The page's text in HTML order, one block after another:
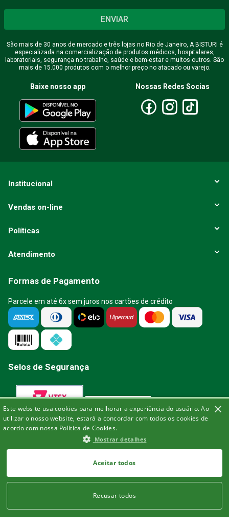
ENVIAR
São mais de 30 anos de mercado e três lojas no Rio de Janeiro, A BISTURI é
especializada na comercialização de produtos médicos, hospitalares,
laboratoriais, segurança no trabalho, saúde e bem-estar e muitos outros. São
mais de 15.000 produtos com o melhor preço no atacado ou varejo.
Baixe nosso app Nossas Redes Socias
Institucional
Vendas on-line
Políticas
Atendimento
Formas de Pagamento
Parcele em até 6x sem juros nos cartões de crédito
Selos de Segurança
Bisturi Distribuidora de Material Hospitalar Ltda | Rua Miguel de Frias, 150 -
loja | Icaraí | Niterói - Rio de Janeiro | CEP: 24.220-003 | CNPJ: 32.561.144/0001-
×
Este website usa cookies para melhorar a experiência do usuário. Ao
utilizar o nosso website, estará a concordar com todos os cookies de
acordo com nossa Política de Cookies.
Mostrar detalhes
Aceitar todos
Recusar todos